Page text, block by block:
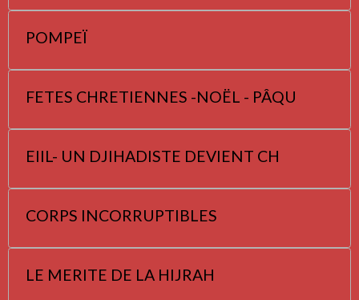
POMPEÏ
FETES CHRETIENNES -NOËL - PÂQU
EIIL- UN DJIHADISTE DEVIENT CH
CORPS INCORRUPTIBLES
LE MERITE DE LA HIJRAH